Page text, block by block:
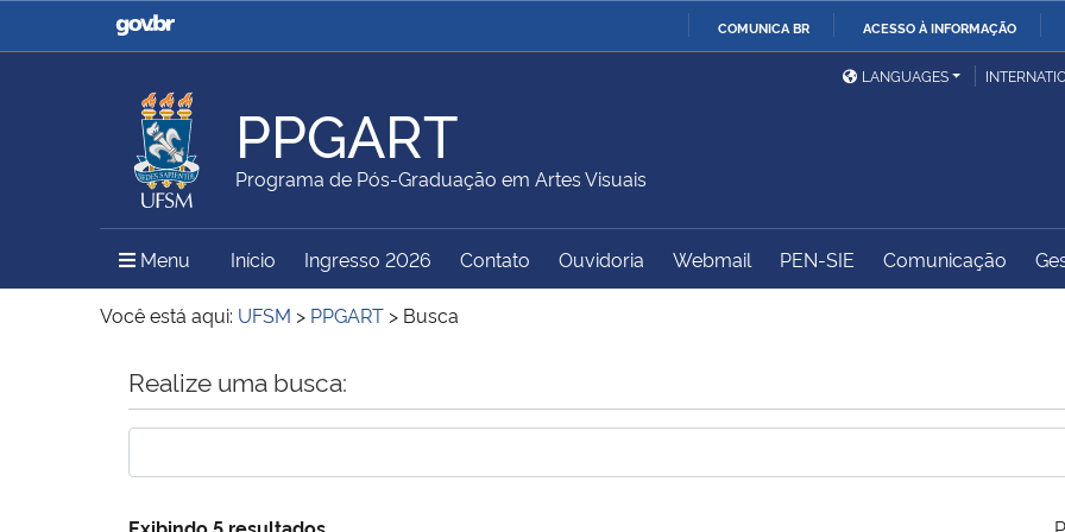
COMUNICA BR ACESSO À INFORMAÇÃO
Casa Civil
Ministério da Justiça e
Ministério da Defesa
Ministério das Relações
Exteriores
Ministério da Agricultura,
Pecuária e Abastecimento
Ministério da Educação
Ministério do Meio Ambiente Ministério do Turismo
Ministério do
Controladoria-Geral da
LANGUAGES
PPGART
Programa de Pós-Graduação em Artes Visuais
Menu Menu Principal do Sítio
Início Ingresso 2026 Contato Ouvidoria Webmail PEN-SIE Comunicação
Você está aqui: UFSM > PPGART > Busca
Início do conteúdo
Realize uma busca:
Exibindo 5 resultados